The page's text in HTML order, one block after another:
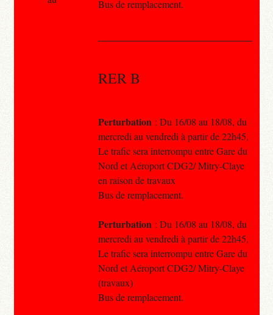
Bus de remplacement.
RER B
Perturbation : Du 16/08 au 18/08, du
mercredi au vendredi à partir de 22h45,
Le trafic sera interrompu entre Gare du
Nord et Aéroport CDG2/ Mitry-Claye
en raison de travaux
Bus de remplacement.
Perturbation : Du 16/08 au 18/08, du
mercredi au vendredi à partir de 22h45,
Le trafic sera interrompu entre Gare du
Nord et Aéroport CDG2/ Mitry-Claye
(travaux)
Bus de remplacement.